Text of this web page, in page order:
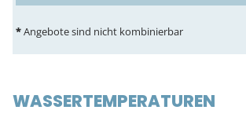
*Angebote sind nicht kombinierbar
WASSERTEMPERATUREN